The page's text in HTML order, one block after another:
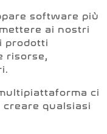
software più
ai nostri
prodotti
risorse,
ci
qualsiasi